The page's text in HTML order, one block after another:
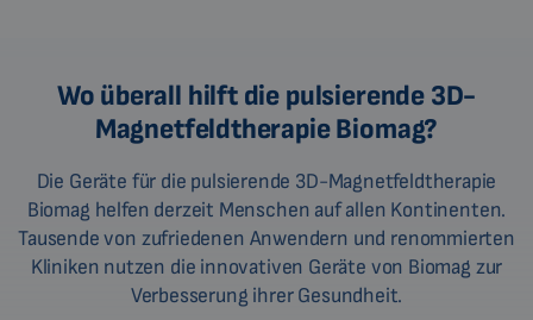
Wo überall hilft die pulsierende 3D-
Magnetfeldtherapie Biomag?
Die Geräte für die pulsierende 3D-Magnetfeldtherapie
Biomag helfen derzeit Menschen auf allen Kontinenten.
Tausende von zufriedenen Anwendern und renommierten
Kliniken nutzen die innovativen Geräte von Biomag zur
Verbesserung ihrer Gesundheit.